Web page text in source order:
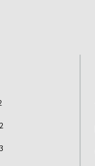
2
3